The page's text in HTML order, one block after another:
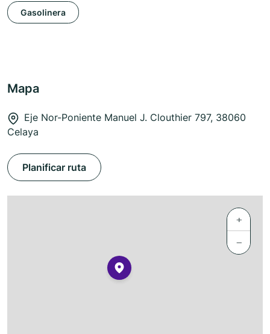
Gasolinera
Mapa
Eje Nor-Poniente Manuel J. Clouthier 797, 38060
Celaya
Planificar ruta
+
−